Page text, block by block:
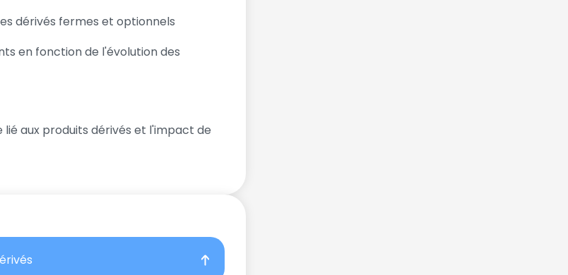
dérivés fermes et optionnels
en fonction de l'évolution des
aux produits dérivés et l'impact de